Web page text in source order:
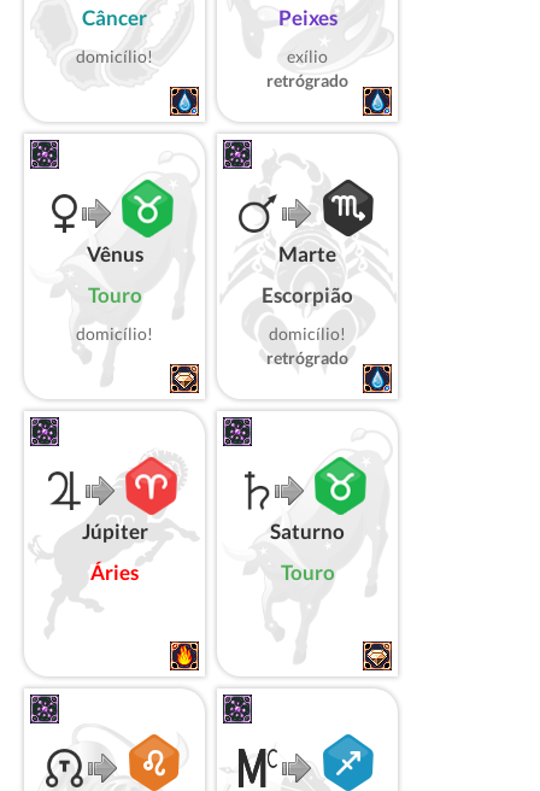
Câncer
domicílio!
Peixes
exílio
retrógrado
Vênus
Touro
domicílio!
Marte
Escorpião
domicílio!
retrógrado
Júpiter
Áries
Saturno
Touro